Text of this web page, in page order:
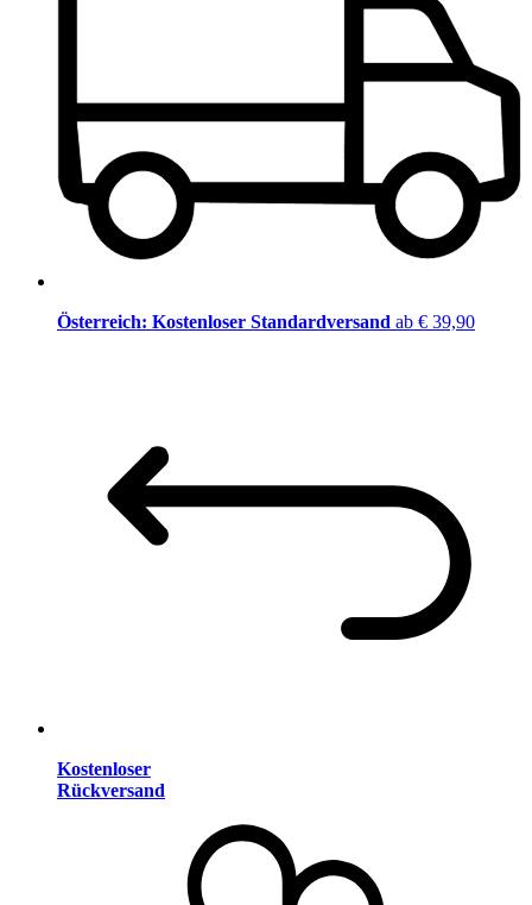
Österreich: Kostenloser Standardversand ab € 39,90
Kostenloser
Rückversand